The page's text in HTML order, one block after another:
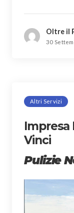
Oltre il
30
Altri Servizi
Impresa
Vinci
Pulizie